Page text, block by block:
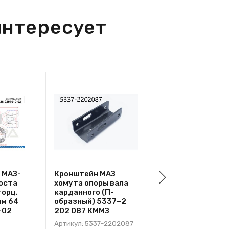
МАЗ-
64
Кронштейн МАЗ
хомута опоры вала
карданного (П-
образный) 5337−2
202 087 КММЗ
Артикул: 5337-2202087